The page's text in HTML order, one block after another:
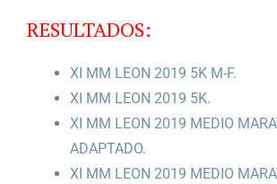
RESULTADOS:
XI MM LEON 2019 5K M-F.
XI MM LEON 2019 5K.
XI MM LEON 2019 MEDIO
ADAPTADO.
XI MM LEON 2019 MEDIO